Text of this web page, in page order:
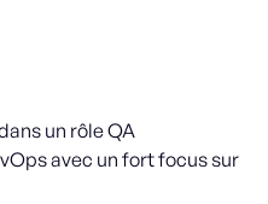
un rôle QA
avec un fort focus sur